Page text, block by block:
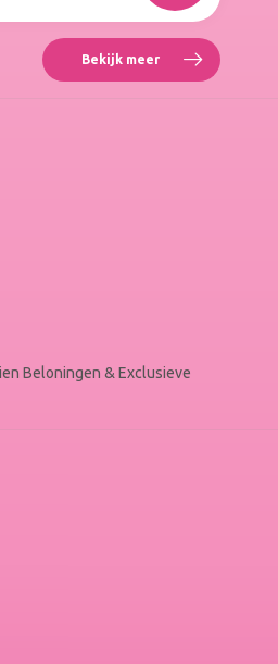
Bekijk meer Reviews
Roxenne
Beloningen & Exclusieve